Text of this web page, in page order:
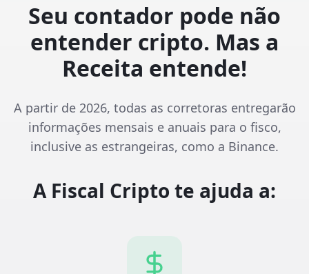
Seu contador pode não
entender cripto. Mas a
Receita entende!
A partir de 2026, todas as corretoras entregarão
informações mensais e anuais para o fisco,
inclusive as estrangeiras, como a Binance.
A Fiscal Cripto te ajuda a: